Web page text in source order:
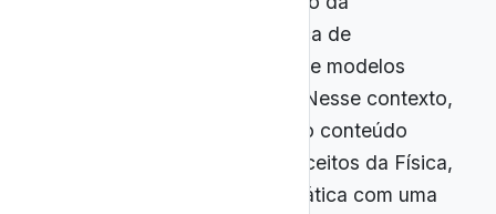
investigação, da análise crítica de
informações e da aplicação de modelos
explicativos (BRASIL, 2017). Nesse contexto,
a Astronomia é inserida como conteúdo
estruturante, articulando conceitos da Física,
Química, Geografia e Matemática com uma